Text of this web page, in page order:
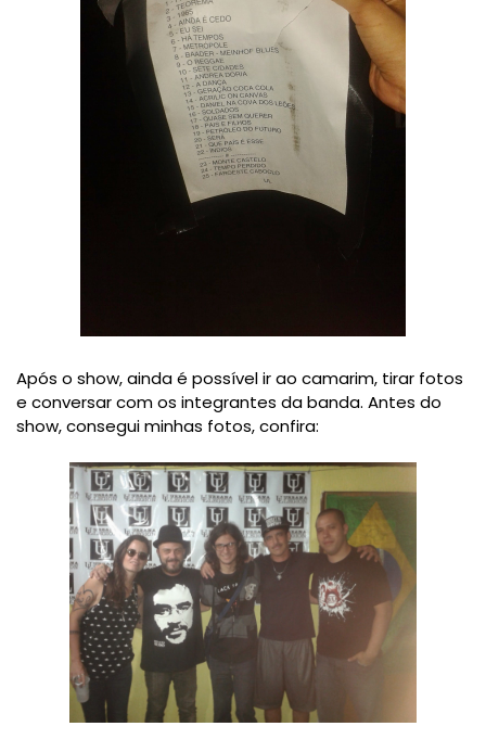
Após o show, ainda é possível ir ao camarim, tirar fotos
e conversar com os integrantes da banda. Antes do
show, consegui minhas fotos, confira: